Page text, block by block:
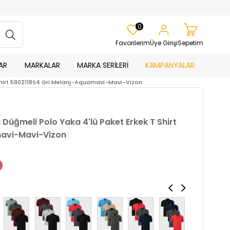
Favorilerim
0
Üye GirişiSepetim
MARKALAR MARKA SERİLERİ KAMPANYALAR
5902118S4 Gri Melanj-Aquamavi-Mavi-Vizon
Polo Yaka 4'lü Paket Erkek T Shirt
Mavi-Vizon